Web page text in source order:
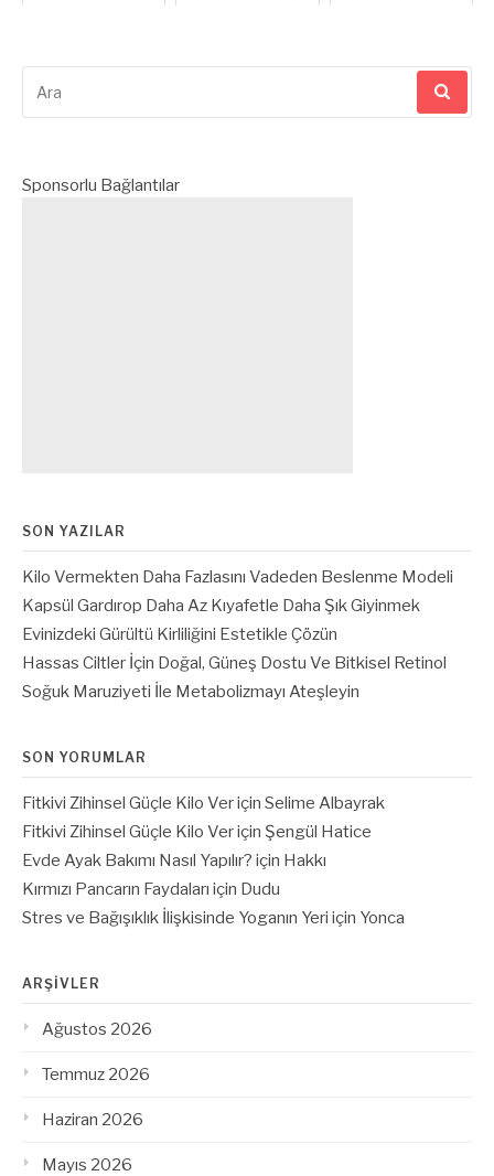
yap:
Sponsorlu Bağlantılar
SON YAZILAR
Kilo Vermekten Daha Fazlasını Vadeden Beslenme Modeli
Kapsül Gardırop Daha Az Kıyafetle Daha Şık Giyinmek
Evinizdeki Gürültü Kirliliğini Estetikle Çözün
Hassas Ciltler İçin Doğal, Güneş Dostu Ve Bitkisel Retinol
Soğuk Maruziyeti İle Metabolizmayı Ateşleyin
SON YORUMLAR
Fitkivi Zihinsel Güçle Kilo Veriçin Selime Albayrak
Fitkivi Zihinsel Güçle Kilo Veriçin Şengül Hatice
Evde Ayak Bakımı Nasıl Yapılır? için Hakkı
Kırmızı Pancarın Faydaları için Dudu
Stres ve Bağışıklık İlişkisinde Yoganın Yeri için Yonca
ARŞIVLER
Ağustos 2026
Temmuz 2026
Haziran 2026
Mayıs 2026